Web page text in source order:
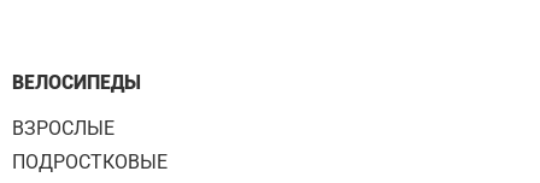
ВЕЛОСИПЕДЫ
ВЗРОСЛЫЕ
ПОДРОСТКОВЫЕ